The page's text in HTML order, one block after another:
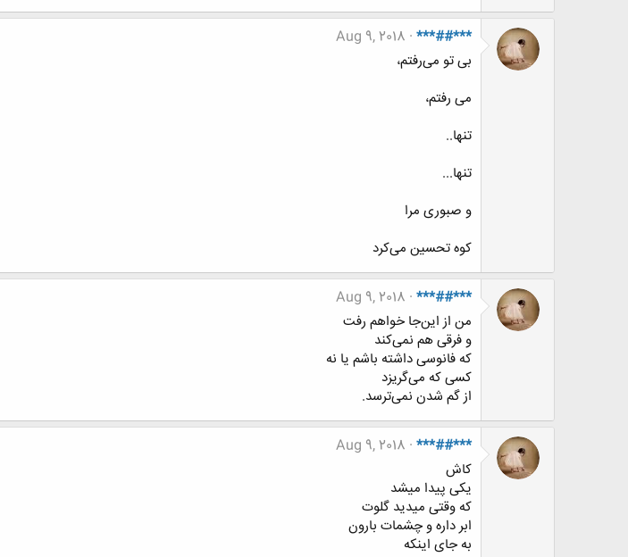
***##***
Aug 9, 2018
بی تو می‌رفتم،
می رفتم،
تنها..
تنها...
و صبوری مرا
کوه تحسین می‌کرد
***##***
Aug 9, 2018
من از این‌جا خواهم رفت
و فرقی هم نمی‌کند
که فانوسی داشته باشم یا نه
کسی که می‌گریزد
از گم شدن نمی‌ترسد.
***##***
Aug 9, 2018
کاش
یکی پیدا میشد
که وقتی میدید گلوت
ابر داره و چشمات بارون
به جای اینکه